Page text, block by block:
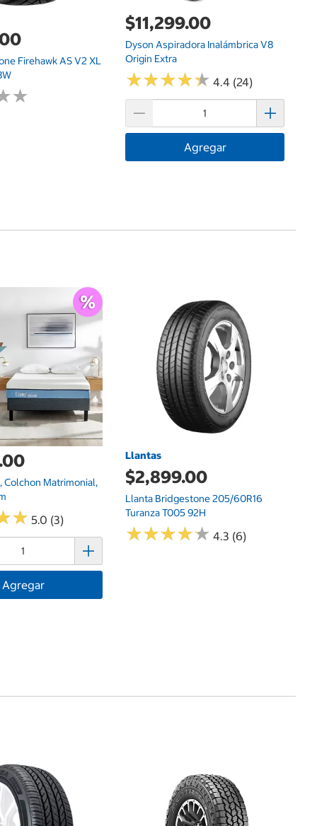
Firehawk AS V2 XL
★
★
$11,299.00
Dyson Aspiradora Inalámbrica V8
Origin Extra
★★★★★
★★★★★ 4.4 (24)
Agregar
Colchon Matrimonial,
★
★ 5.0 (3)
Agregar
Llantas
$2,899.00
Llanta Bridgestone 205/60R16
Turanza T005 92H
★★★★★
★★★★★ 4.3 (6)